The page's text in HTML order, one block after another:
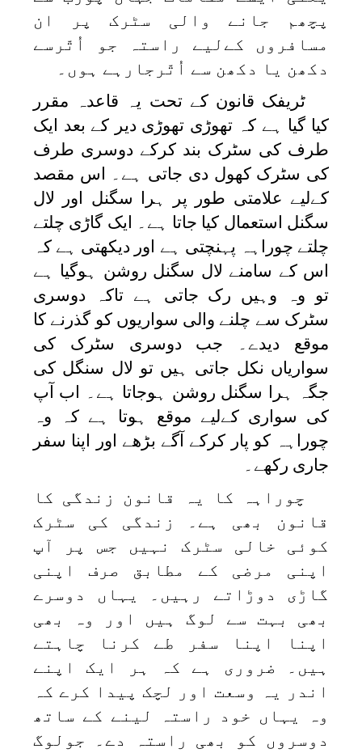
پچھم جانے والی سٹرک پر ان
مسافروں کےلیے راستہ جو اُتّرسے
دکھن یا دکھن سے اُتّرجارہے ہوں۔
ٹریفک قانون کے تحت یہ قاعدہ مقرر
کیا گیا ہے کہ تھوڑی تھوڑی دیر کے بعد ایک
طرف کی سٹرک بند کرکے دوسری طرف
کی سٹرک کھول دی جاتی ہے۔ اس مقصد
کےلیے علامتی طور پر ہرا سگنل اور لال
سگنل استعمال کیا جاتا ہے۔ ایک گاڑی چلتے
چلتے چوراہہ پہنچتی ہے اور دیکھتی ہے کہ
اس کے سامنے لال سگنل روشن ہوگیا ہے
تو وہ وہیں رک جاتی ہے تاکہ دوسری
سٹرک سے چلنے والی سواریوں کو گذرنے کا
موقع دیدے۔ جب دوسری سٹرک کی
سواریاں نکل جاتی ہیں تو لال سنگل کی
جگہ ہرا سگنل روشن ہوجاتا ہے۔ اب آپ
کی سواری کےلیے موقع ہوتا ہے کہ وہ
چوراہہ کو پار کرکے آگے بڑھے اور اپنا سفر
جاری رکھے۔
چوراہہ کا یہ قانون زندگی کا
قانون بھی ہے۔ زندگی کی سٹرک
کوئی خالی سٹرک نہیں جس پر آپ
اپنی مرضی کے مطابق صرف اپنی
گاڑی دوڑاتے رہیں۔ یہاں دوسرے
بھی بہت سے لوگ ہیں اور وہ بھی
اپنا اپنا سفر طے کرنا چاہتے
ہیں۔ ضروری ہے کہ ہر ایک اپنے
اندر یہ وسعت اور لچک پیدا کرے کہ
وہ یہاں خود راستہ لینے کے ساتھ
دوسروں کو بھی راستہ دے۔ جولوگ